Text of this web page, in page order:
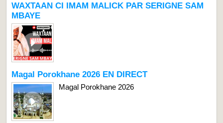
WAXTAAN CI IMAM MALICK PAR SERIGNE SAM
MBAYE
Magal Porokhane 2026 EN DIRECT
Magal Porokhane 2026